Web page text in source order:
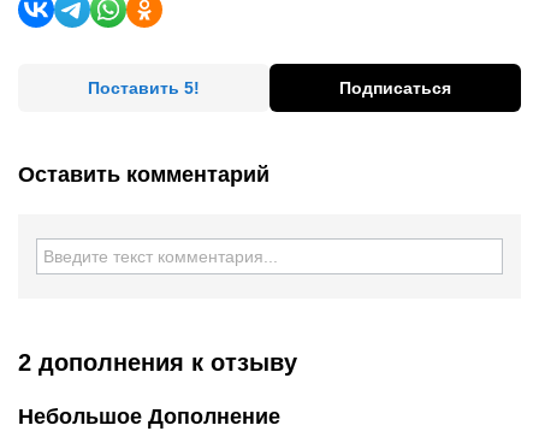
Поставить 5! Подписаться
Оставить комментарий
2 дополнения к отзыву
Небольшое Дополнение